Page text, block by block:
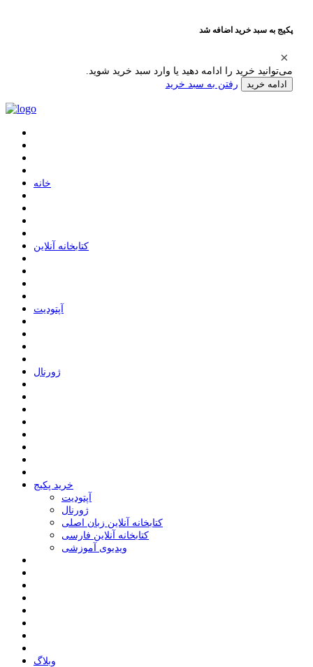
پکیج به سبد خرید اضافه شد
می‌توانید خرید را ادامه دهید یا وارد سبد خرید شوید.
ادامه خرید رفتن به سبد خرید
ﺧﺎﻧﻪ
ﮐﺘﺎﺑﺨﺎﻧﻪ ﺁﻧﻼﯾﻦ
ﺁﭘﺘﻮﺩﯾﺖ
ﮊﻭﺭﻧﺎﻝ
خرید پکیج
ﺁﭘﺘﻮﺩﯾﺖ
ﮊﻭﺭﻧﺎﻝ
کتابخانه آنلاین زبان اصلی
کتابخانه آنلاین فارسی
ویدیوی آموزشی
وبلاگ